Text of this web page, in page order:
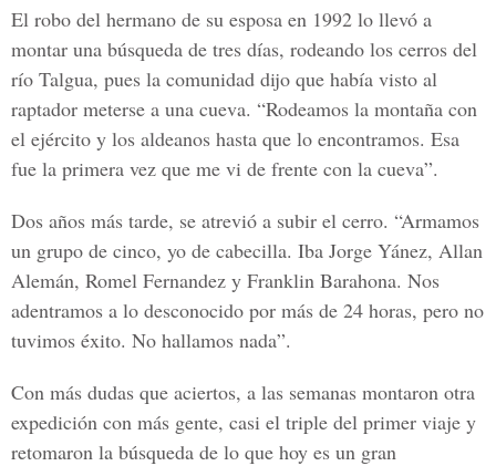
El robo del hermano de su esposa en 1992 lo llevó a
montar una búsqueda de tres días, rodeando los cerros del
río Talgua, pues la comunidad dijo que había visto al
raptador meterse a una cueva. “Rodeamos la montaña con
el ejército y los aldeanos hasta que lo encontramos. Esa
fue la primera vez que me vi de frente con la cueva”.
Dos años más tarde, se atrevió a subir el cerro. “Armamos
un grupo de cinco, yo de cabecilla. Iba Jorge Yánez, Allan
Alemán, Romel Fernandez y Franklin Barahona. Nos
adentramos a lo desconocido por más de 24 horas, pero no
tuvimos éxito. No hallamos nada”.
Con más dudas que aciertos, a las semanas montaron otra
expedición con más gente, casi el triple del primer viaje y
retomaron la búsqueda de lo que hoy es un gran